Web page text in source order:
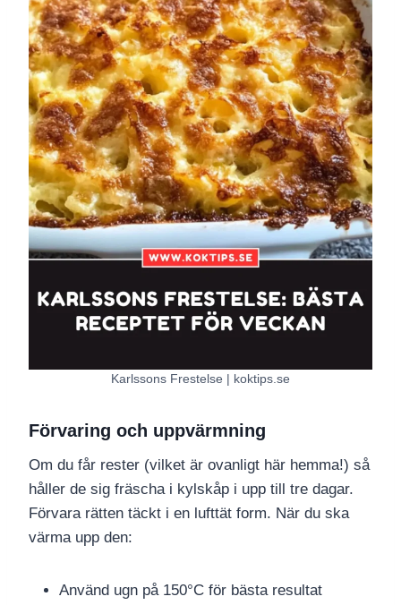
Karlssons Frestelse | koktips.se
Förvaring och uppvärmning
Om du får rester (vilket är ovanligt här hemma!) så
håller de sig fräscha i kylskåp i upp till tre dagar.
Förvara rätten täckt i en lufttät form. När du ska
värma upp den:
Använd ugn på 150°C för bästa resultat